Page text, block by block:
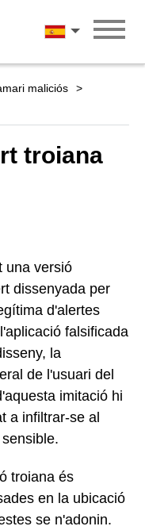
Català
maliciós
troiana
una versió
dissenyada per
d'alertes
falsificada
la
de l'usuari del
imitació hi
a infiltrar-se al
troiana és
en la ubicació
se n'adonin.